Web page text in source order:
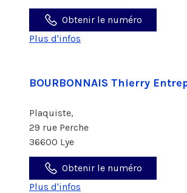
Obtenir le numéro
Plus d'infos
BOURBONNAIS Thierry
Plaquiste,
29 rue Perche
36600 Lye
Obtenir le numéro
Plus d'infos